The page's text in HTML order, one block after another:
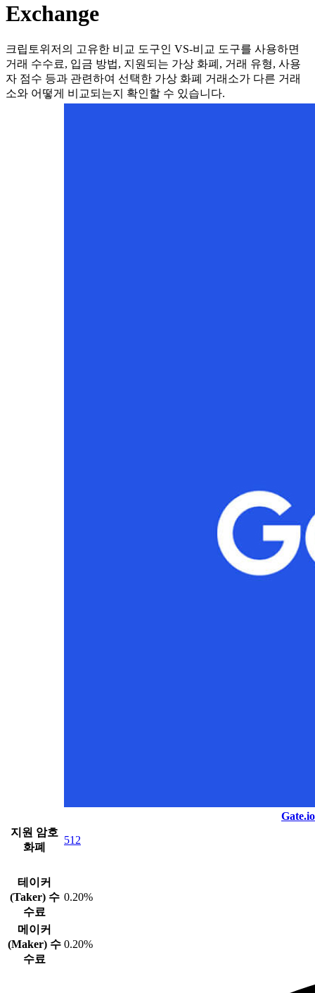
Exchange
크립토위저의 고유한 비교 도구인 VS-비교 도구를 사용하면
거래 수수료, 입금 방법, 지원되는 가상 화폐, 거래 유형, 사용
자 점수 등과 관련하여 선택한 가상 화폐 거래소가 다른 거래
소와 어떻게 비교되는지 확인할 수 있습니다.
Gate.io
지원 암호
화폐
512
테이커
(Taker) 수
수료
0.20%
메이커
(Maker) 수
수료
0.20%